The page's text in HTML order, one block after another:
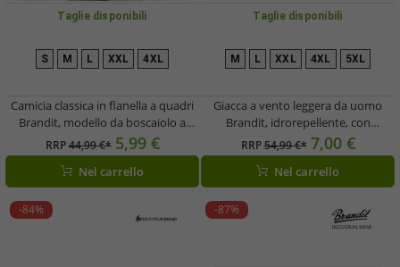
Taglie disponibili
S M L XXL 4XL
Camicia classica in flanella a quadri
Brandit, modello da boscaiolo a
maniche lunghe da uomo, B4002 Blu
navy/Nero
RRP44,99 €* 5,99 €
Nel carrello
Taglie disponibili
M L XXL 4XL 5XL
Giacca a vento leggera da uomo
Brandit, idrorepellente, con
cappuccio, modello B3162, verde
oliva
RRP54,99 €* 7,00 €
Nel carrello
-84% -87%